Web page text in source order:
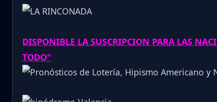
DISPONIBLE LA SUSCRIPCION PARA LAS
TODO"